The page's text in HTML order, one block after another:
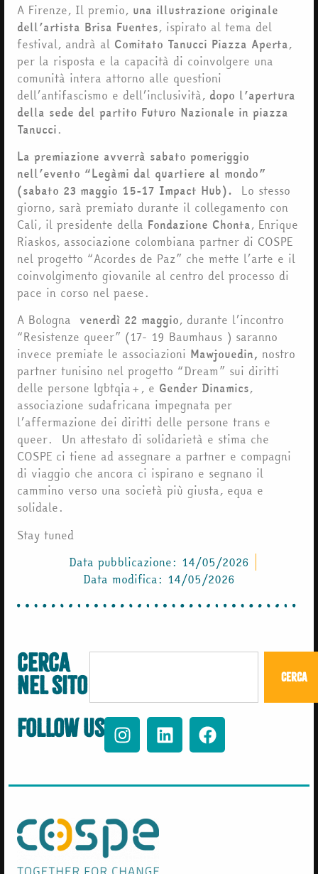
A Firenze, Il premio, una illustrazione originale
dell’artista Brisa Fuentes, ispirato al tema del
festival, andrà al Comitato Tanucci Piazza Aperta,
per la risposta e la capacità di coinvolgere una
comunità intera attorno alle questioni
dell’antifascismo e dell’inclusività, dopo l’apertura
della sede del partito Futuro Nazionale in piazza
Tanucci.
La premiazione avverrà sabato pomeriggio
nell’evento “Legàmi dal quartiere al mondo”
(sabato 23 maggio 15-17 Impact Hub). Lo stesso
giorno, sarà premiato durante il collegamento con
Cali, il presidente della Fondazione Chonta, Enrique
Riaskos, associazione colombiana partner di COSPE
nel progetto “Acordes de Paz” che mette l’arte e il
coinvolgimento giovanile al centro del processo di
pace in corso nel paese.
A Bologna venerdì 22 maggio, durante l’incontro
“Resistenze queer” (17- 19 Baumhaus ) saranno
invece premiate le associazioni Mawjouedin, nostro
partner tunisino nel progetto “Dream” sui diritti
delle persone lgbtqia+, e Gender Dinamics,
associazione sudafricana impegnata per
l’affermazione dei diritti delle persone trans e
queer. Un attestato di solidarietà e stima che
COSPE ci tiene ad assegnare a partner e compagni
di viaggio che ancora ci ispirano e segnano il
cammino verso una società più giusta, equa e
solidale.
Stay tuned
Data pubblicazione: 14/05/2026
Data modifica: 14/05/2026
Cerca
nel sito Cerca
Follow us